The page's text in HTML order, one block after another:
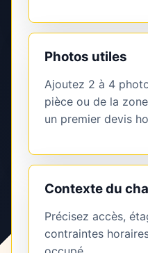
Photos utiles
Ajoutez 2 à 4
pièce ou de la
un premier devis
Contexte du
Précisez accès,
contraintes